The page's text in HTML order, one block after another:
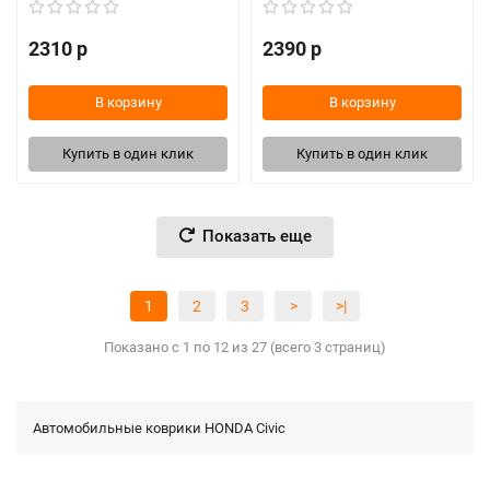
2310 р
В корзину
Купить в один клик
2390 р
В корзину
Купить в один клик
Показать еще
1 2 3 > >|
Показано с 1 по 12 из 27 (всего 3 страниц)
Автомобильные коврики HONDA Civic